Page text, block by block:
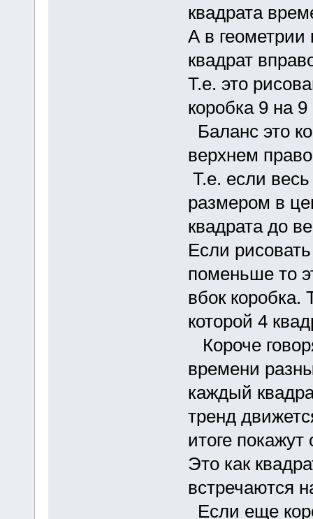
квадрата
А в геометрии
квадрат
Т.е. это
коробка 9 на
Баланс это
верхнем
Т.е. если
размером в
квадрата до
Если
поменьше то
вбок коробка.
которой 4
Короче
времени
каждый
тренд
итоге
Это как
встречаются
Если еще